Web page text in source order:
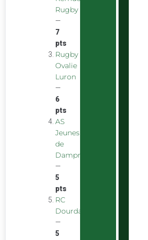
Rugby
—
7
pts
Rugby
Ovalie
Luron
—
6
pts
AS
Jeunes
de
Dampniat
—
5
pts
RC
Dourdan
—
5